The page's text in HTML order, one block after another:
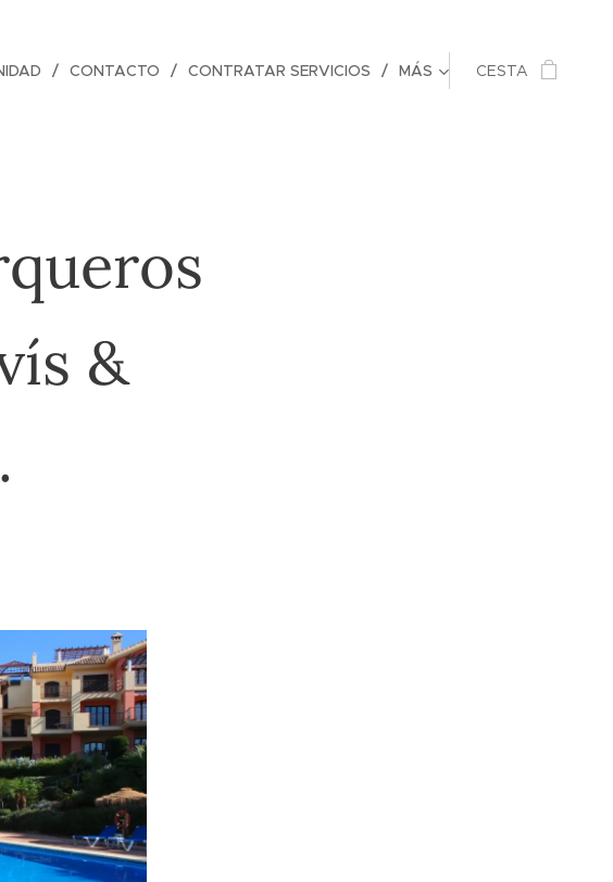
CONTACTO CONTRATAR SERVICIOS MÁS CESTA
&